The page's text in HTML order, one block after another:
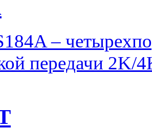
–
передачи 2K/